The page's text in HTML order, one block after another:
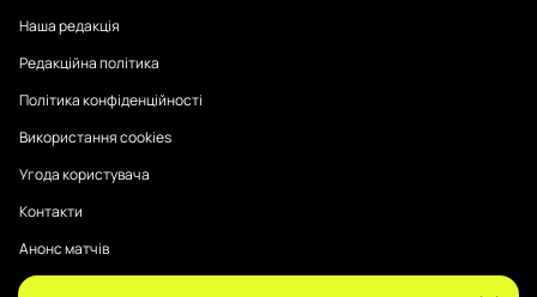
Наша редакція
Редакційна політика
Політика конфіденційності
Використання cookies
Угода користувача
Контакти
Анонс матчів